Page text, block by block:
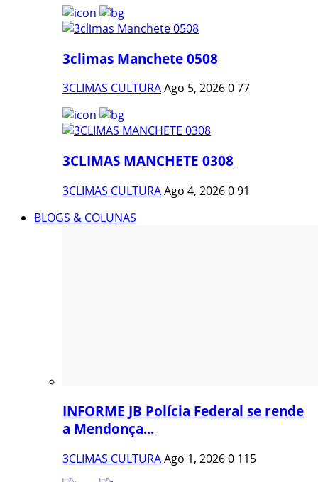
3climas Manchete 0508
3CLIMAS CULTURAAgo 5, 2026077
3CLIMAS MANCHETE 0308
3CLIMAS CULTURAAgo 4, 2026091
BLOGS & COLUNAS
INFORME JB Polícia Federal se rende
a Mendonça...
3CLIMAS CULTURAAgo 1, 20260 115